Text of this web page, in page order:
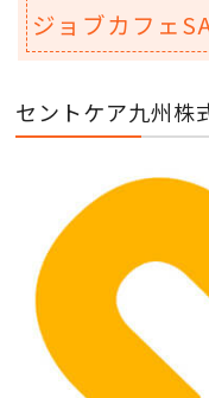
ジョブカフェ
セントケア九州株